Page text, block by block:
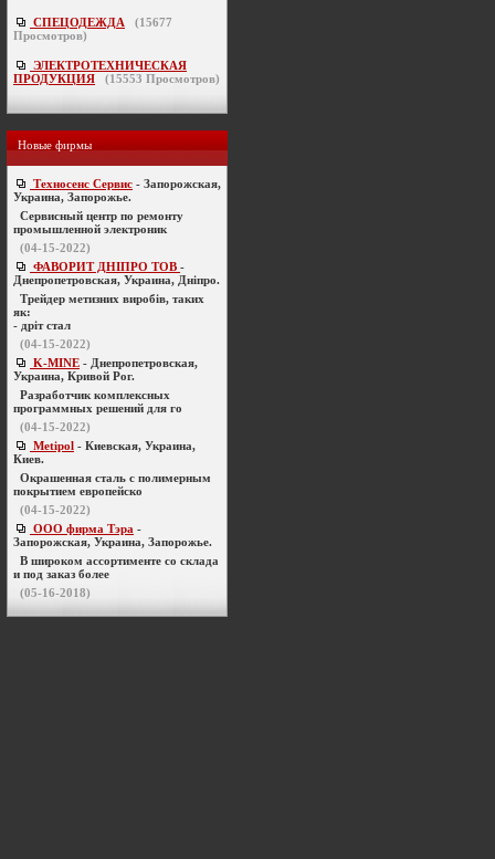
СПЕЦОДЕЖДА (15677
Просмотров)
ЭЛЕКТРОТЕХНИЧЕСКАЯ
ПРОДУКЦИЯ
(15553 Просмотров)
Новые фирмы
Техносенс Сервис - Запорожская,
Украина, Запорожье.
Cервисный центр по ремонту
промышленной электроник
(04-15-2022)
ФАВОРИТ ДНІПРО ТОВ -
Днепропетровская, Украина, Дніпро.
Трейдер метизних виробів, таких
як:
- дріт стал
(04-15-2022)
K-MINE - Днепропетровская,
Украина, Кривой Рог.
Разработчик комплексных
программных решений для го
(04-15-2022)
Metipol - Киевская, Украина,
Киев.
Окрашенная сталь с полимерным
покрытием европейско
(04-15-2022)
ООО фирма Тэра -
Запорожская, Украина, Запорожье.
В широком ассортименте со склада
и под заказ более
(05-16-2018)